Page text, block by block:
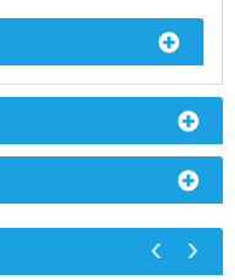
‹ ›